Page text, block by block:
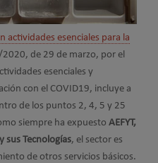
actividades esenciales para la
2020, de 29 de marzo, por el
esenciales y
con el COVID19, incluye a
de los puntos 2, 4, 5 y 25
siempre ha expuesto AEFYT,
sus Tecnologías, el sector es
de otros servicios básicos.